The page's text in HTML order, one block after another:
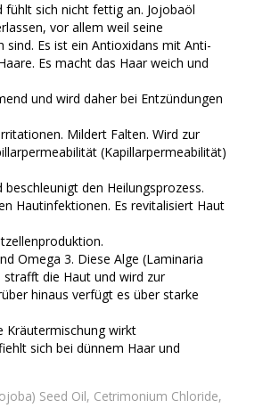
fühlt sich nicht fettig an. Jojobaöl
vor allem weil seine
Es ist ein Antioxidans mit Anti-
Es macht das Haar weich und
und wird daher bei Entzündungen
Mildert Falten. Wird zur
(Kapillarpermeabilität)
den Heilungsprozess.
Hautinfektionen. Es revitalisiert Haut
Omega 3. Diese Alge (Laminaria
strafft die Haut und wird zur
hinaus verfügt es über starke
Kräutermischung wirkt
sich bei dünnem Haar und
Seed Oil, Cetrimonium Chloride,